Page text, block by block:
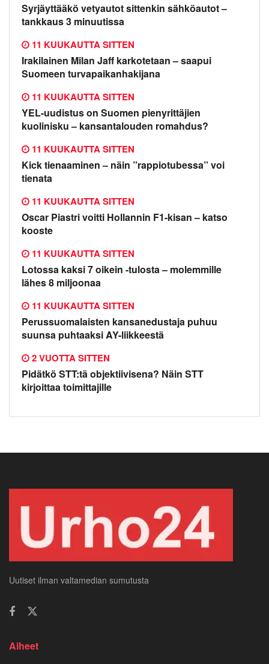
Syrjäyttääkö vetyautot sittenkin sähköautot –
tankkaus 3 minuutissa
Irakilainen Milan Jaff karkotetaan – saapui
Suomeen turvapaikanhakijana
11 KUUKAUTTA SITTEN
YEL-uudistus on Suomen pienyrittäjien
kuolinisku – kansantalouden romahdus?
11 KUUKAUTTA SITTEN
Kick tienaaminen – näin ”rappiotubessa” voi
tienata
11 KUUKAUTTA SITTEN
Oscar Piastri voitti Hollannin F1-kisan – katso
kooste
11 KUUKAUTTA SITTEN
Lotossa kaksi 7 oikein -tulosta – molemmille
lähes 8 miljoonaa
11 KUUKAUTTA SITTEN
Perussuomalaisten kansanedustaja puhuu
suunsa puhtaaksi AY-liikkeestä
11 KUUKAUTTA SITTEN
Pidätkö STT:tä objektiivisena? Näin STT
kirjoittaa toimittajille
2 VUOTTA SITTEN
Uutiset ilman valtamedian sumutusta
Aiheet